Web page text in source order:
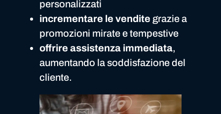
personalizzati
incrementare le vendite grazie a
promozioni mirate e tempestive
offrire assistenza immediata,
aumentando la soddisfazione del
cliente.